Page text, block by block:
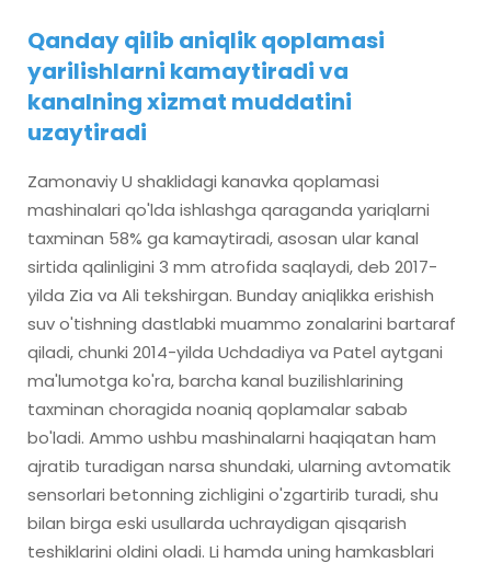
Qanday qilib aniqlik qoplamasi
yarilishlarni kamaytiradi va
kanalning xizmat muddatini
uzaytiradi
Zamonaviy U shaklidagi kanavka qoplamasi
mashinalari qo'lda ishlashga qaraganda yariqlarni
taxminan 58% ga kamaytiradi, asosan ular kanal
sirtida qalinligini 3 mm atrofida saqlaydi, deb 2017-
yilda Zia va Ali tekshirgan. Bunday aniqlikka erishish
suv o'tishning dastlabki muammo zonalarini bartaraf
qiladi, chunki 2014-yilda Uchdadiya va Patel aytgani
ma'lumotga ko'ra, barcha kanal buzilishlarining
taxminan choragida noaniq qoplamalar sabab
bo'ladi. Ammo ushbu mashinalarni haqiqatan ham
ajratib turadigan narsa shundaki, ularning avtomatik
sensorlari betonning zichligini o'zgartirib turadi, shu
bilan birga eski usullarda uchraydigan qisqarish
teshiklarini oldini oladi. Li hamda uning hamkasblari